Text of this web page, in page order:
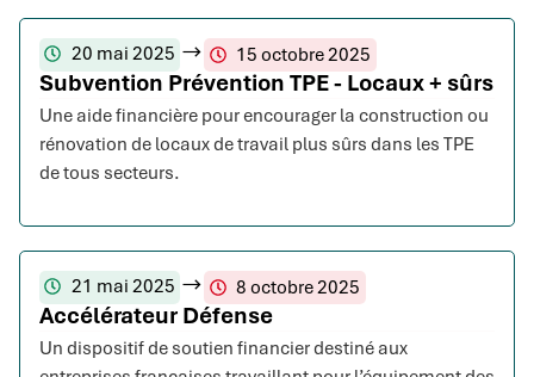
20 mai 2025 15 octobre 2025
Subvention Prévention TPE - Locaux + sûrs
Une aide financière pour encourager la construction ou
rénovation de locaux de travail plus sûrs dans les TPE
de tous secteurs.
21 mai 2025 8 octobre 2025
Accélérateur Défense
Un dispositif de soutien financier destiné aux